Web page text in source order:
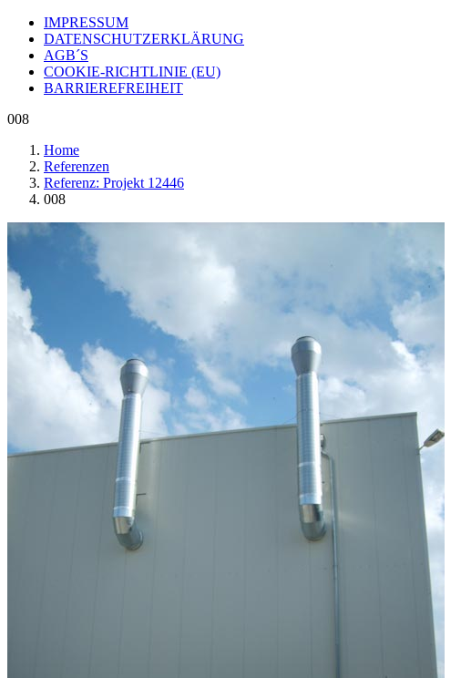
IMPRESSUM
DATENSCHUTZERKLÄRUNG
AGB´S
COOKIE-RICHTLINIE (EU)
BARRIEREFREIHEIT
008
Home
Referenzen
Referenz: Projekt 12446
008